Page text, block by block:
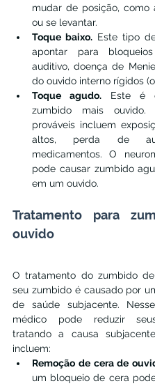
mudar de posição, como
ou se levantar.
Toque baixo. Este tipo
apontar para
auditivo, doença de
do ouvido interno rígidos
Toque agudo. Este é
zumbido mais ouvido.
prováveis ​​incluem
altos, perda de
medicamentos. O
pode causar zumbido
em um ouvido.
Tratamento para
ouvido
O tratamento do zumbido
seu zumbido é causado por
de saúde subjacente.
médico pode reduzir
tratando a causa
incluem:
Remoção de cera de
um bloqueio de cera